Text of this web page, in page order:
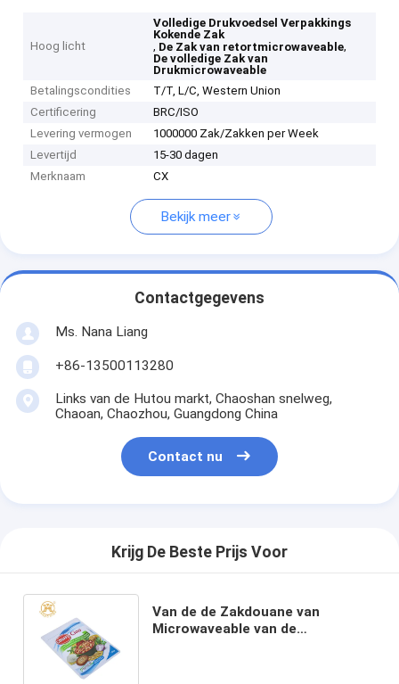
Hoog licht
Volledige Drukvoedsel Verpakkings
Kokende Zak
, De Zak van retortmicrowaveable,
De volledige Zak van
Drukmicrowaveable
Betalingscondities
T/T, L/C, Western Union
Certificering
BRC/ISO
Levering vermogen
1000000 Zak/Zakken per Week
Levertijd
15-30 dagen
Merknaam
CX
Bekijk meer
Contactgegevens
Ms. Nana Liang
+86-13500113280
Links van de Hutou markt, Chaoshan snelweg,
Chaoan, Chaozhou, Guangdong China
Contact nu
Krijg De Beste Prijs Voor
Van de de Zakdouane van
Microwaveable van de